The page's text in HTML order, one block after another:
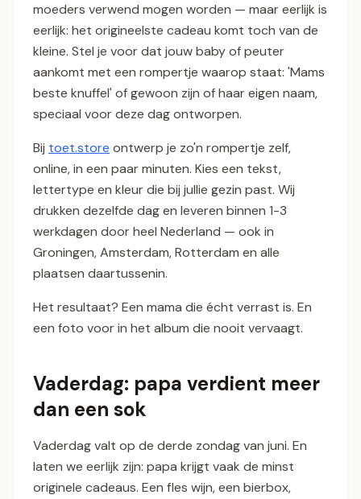
moeders verwend mogen worden — maar eerlijk is
eerlijk: het origineelste cadeau komt toch van de
kleine. Stel je voor dat jouw baby of peuter
aankomt met een rompertje waarop staat: 'Mams
beste knuffel' of gewoon zijn of haar eigen naam,
speciaal voor deze dag ontworpen.
Bij toet.store ontwerp je zo'n rompertje zelf,
online, in een paar minuten. Kies een tekst,
lettertype en kleur die bij jullie gezin past. Wij
drukken dezelfde dag en leveren binnen 1-3
werkdagen door heel Nederland — ook in
Groningen, Amsterdam, Rotterdam en alle
plaatsen daartussenin.
Het resultaat? Een mama die écht verrast is. En
een foto voor in het album die nooit vervaagt.
Vaderdag: papa verdient meer
dan een sok
Vaderdag valt op de derde zondag van juni. En
laten we eerlijk zijn: papa krijgt vaak de minst
originele cadeaus. Een fles wijn, een bierbox,